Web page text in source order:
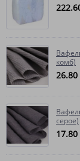
комб)
26.80
серое)
17.80